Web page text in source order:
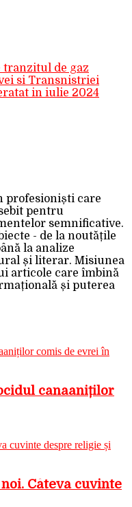
tranzitul de gaz
si Transnistriei
in iulie 2024
profesioniști care
pentru
semnificative.
- de la noutățile
la analize
și literar. Misiunea
articole care îmbină
și puterea
canaaniților
Câteva cuvinte